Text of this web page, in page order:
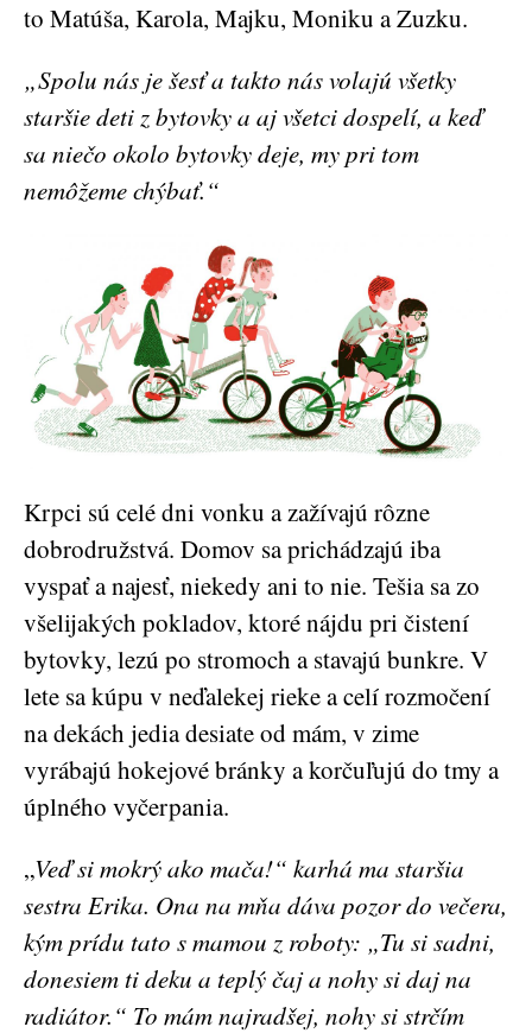
to Matúša, Karola, Majku, Moniku a Zuzku.
„Spolu nás je šesť a takto nás volajú všetky
staršie deti z bytovky a aj všetci dospelí, a keď
sa niečo okolo bytovky deje, my pri tom
nemôžeme chýbať.“
Krpci sú celé dni vonku a zažívajú rôzne
dobrodružstvá. Domov sa prichádzajú iba
vyspať a najesť, niekedy ani to nie. Tešia sa zo
všelijakých pokladov, ktoré nájdu pri čistení
bytovky, lezú po stromoch a stavajú bunkre. V
lete sa kúpu v neďalekej rieke a celí rozmočení
na dekách jedia desiate od mám, v zime
vyrábajú hokejové bránky a korčuľujú do tmy a
úplného vyčerpania.
„Veď si mokrý ako mača!“ karhá ma staršia
sestra Erika. Ona na mňa dáva pozor do večera,
kým prídu tato s mamou z roboty: „Tu si sadni,
donesiem ti deku a teplý čaj a nohy si daj na
radiátor.“ To mám najradšej, nohy si strčím